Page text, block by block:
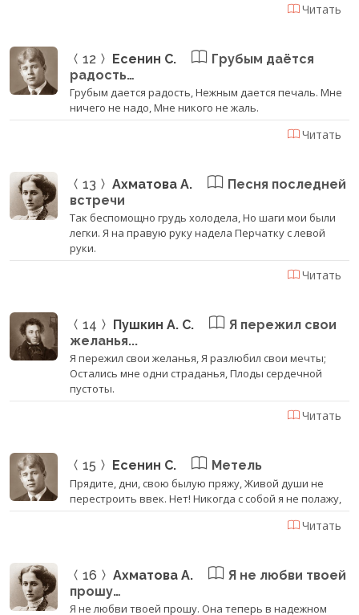
Читать
12 Есенин С.
Грубым даётся
радость…
Грубым дается радость, Нежным дается печаль. Мне
ничего не надо, Мне никого не жаль.
Читать
13 Ахматова А.
Песня последней
встречи
Так беспомощно грудь холодела, Но шаги мои были
легки. Я на правую руку надела Перчатку с левой
руки.
Читать
14 Пушкин А. С.
Я пережил свои
желанья...
Я пережил свои желанья, Я разлюбил свои мечты;
Остались мне одни страданья, Плоды сердечной
пустоты.
Читать
15 Есенин С. Метель
Прядите, дни, свою былую пряжу, Живой души не
перестроить ввек. Нет! Никогда с собой я не полажу,
Читать
16 Ахматова А.
Я не любви твоей
прошу…
Я не любви твоей прошу. Она теперь в надежном